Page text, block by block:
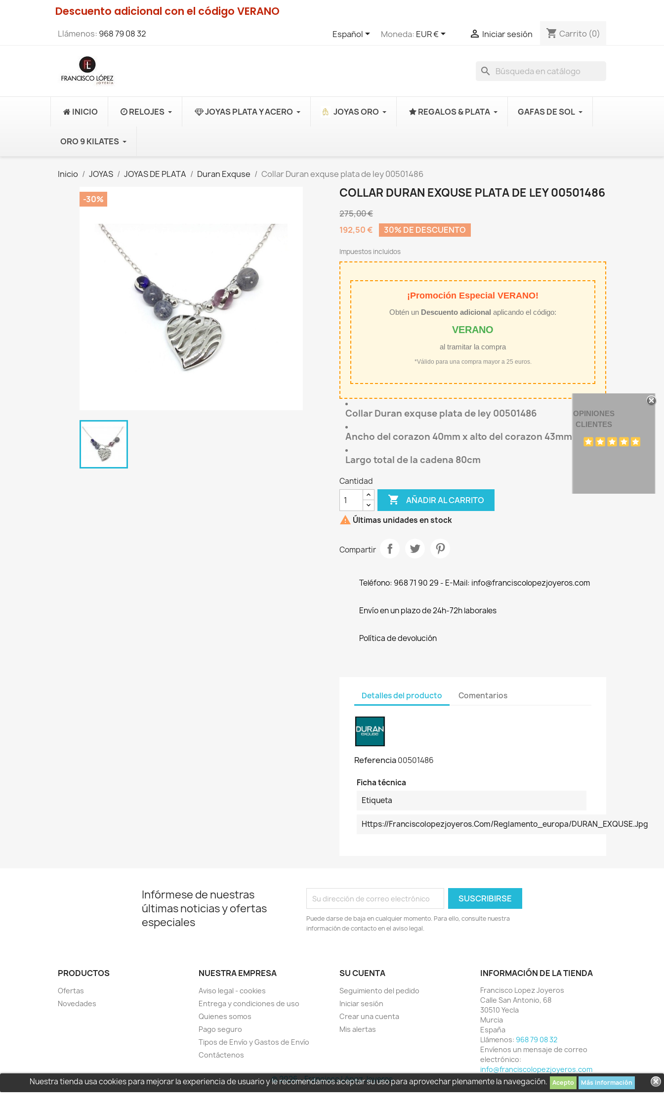
Descuento adicional con el código VERANO
Llámenos: 968 79 08 32 Español Moneda: EUR €  Iniciar sesión shopping_cart Carrito (0)
search
Nuestra tienda usa cookies para mejorar la experiencia de usuario y le recomendamos aceptar su uso para aprovechar plenamente la navegación. Acepto Más información
INICIO RELOJES JOYAS PLATA Y ACERO JOYAS ORO REGALOS & PLATA GAFAS DE SOL
ORO 9 KILATES
Inicio JOYAS JOYAS DE PLATA Duran Exquse Collar Duran exquse plata de ley 00501486
-30% COLLAR DURAN EXQUSE PLATA DE LEY 00501486
275,00 €
192,50 €
30% DE DESCUENTO
Impuestos incluidos
¡Promoción Especial VERANO!
Obtén un Descuento adicional aplicando el código:
VERANO
al tramitar la compra
*Válido para una compra mayor a 25 euros.
Collar Duran exquse plata de ley 00501486
Ancho del corazon 40mm x alto del corazon 43mm
Largo total de la cadena 80cm
Cantidad
 AÑADIR AL CARRITO
 Últimas unidades en stock
Compartir
Teléfono: 968 71 90 29 - E-Mail: info@franciscolopezjoyeros.com
Envío en un plazo de 24h-72h laborales
Política de devolución
Detalles del producto Comentarios
Referencia00501486
Ficha técnica
Etiqueta
Https://franciscolopezjoyeros.com/reglamento_europa/DURAN_EXQUSE.jpg
Infórmese de nuestras
últimas noticias y ofertas
especiales
Puede darse de baja en cualquier momento. Para ello, consulte nuestra
información de contacto en el aviso legal.
PRODUCTOS
Ofertas
Novedades
NUESTRA EMPRESA
Aviso legal - cookies
Entrega y condiciones de uso
Quienes somos
Pago seguro
Tipos de Envío y Gastos de Envío
Contáctenos
SU CUENTA
Seguimiento del pedido
Iniciar sesión
Crear una cuenta
Mis alertas
INFORMACIÓN DE LA TIENDA
Francisco Lopez Joyeros
Calle San Antonio, 68
30510 Yecla
Murcia
España
Llámenos: 968 79 08 32
Envíenos un mensaje de correo
electrónico:
info@franciscolopezjoyeros.com
OPINIONES
CLIENTES
© 2026 - Francisco López Joyeros